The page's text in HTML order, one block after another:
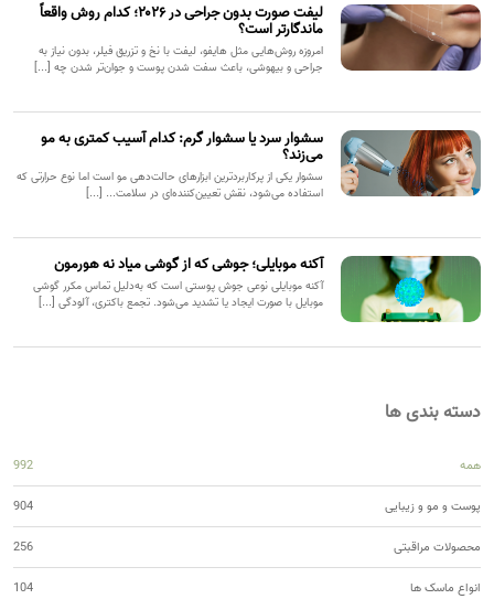
لیفت صورت بدون جراحی در ۲۰۲۶؛ کدام روش واقعاً
ماندگارتر است؟
امروزه روش‌هایی مثل هایفو، لیفت با نخ و تزریق فیلر، بدون نیاز به
جراحی و بیهوشی، باعث سفت شدن پوست و جوان‌تر شدن چه [...]
سشوار سرد یا سشوار گرم: کدام آسیب کمتری به مو
می‌زند؟
سشوار یکی از پرکاربردترین ابزارهای حالت‌دهی مو است اما نوع حرارتی که
استفاده می‌شود، نقش تعیین‌کننده‌ای در سلامت... [...]
آکنه موبایلی؛ جوشی که از گوشی میاد نه هورمون
آکنه موبایلی نوعی جوش پوستی است که به‌دلیل تماس مکرر گوشی
موبایل با صورت ایجاد یا تشدید می‌شود. تجمع باکتری، آلودگی [...]
دسته بندی ها
همه 992
پوست و مو و زیبایی 904
محصولات مراقبتی 256
انواع ماسک ها 104